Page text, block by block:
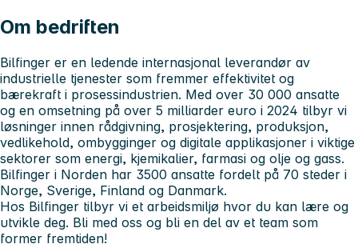
Om bedriften
Bilfinger er en ledende internasjonal leverandør av
industrielle tjenester som fremmer effektivitet og
bærekraft i prosessindustrien. Med over 30 000 ansatte
og en omsetning på over 5 milliarder euro i 2024 tilbyr vi
løsninger innen rådgivning, prosjektering, produksjon,
vedlikehold, ombygginger og digitale applikasjoner i viktige
sektorer som energi, kjemikalier, farmasi og olje og gass.
Bilfinger i Norden har 3500 ansatte fordelt på 70 steder i
Norge, Sverige, Finland og Danmark.
Hos Bilfinger tilbyr vi et arbeidsmiljø hvor du kan lære og
utvikle deg. Bli med oss og bli en del av et team som
former fremtiden!